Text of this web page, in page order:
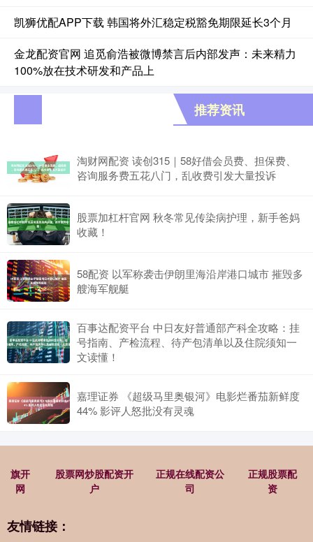
凯狮优配APP下载 韩国将外汇稳定税豁免期限延长3个月
金龙配资官网 追觅俞浩被微博禁言后内部发声：未来精力
100%放在技术研发和产品上
推荐资讯
淘财网配资 读创315｜58好借会员费、担保费、
咨询服务费五花八门，乱收费引发大量投诉
股票加杠杆官网 秋冬常见传染病护理，新手爸妈
收藏！
58配资 以军称袭击伊朗里海沿岸港口城市 摧毁多
艘海军舰艇
百事达配资平台 中日友好普通部产科全攻略：挂
号指南、产检流程、待产包清单以及住院须知一
文读懂！
嘉理证券 《超级马里奥银河》电影烂番茄新鲜度
44% 影评人怒批没有灵魂
旗开
网
股票网炒股配资开
户
正规在线配资公
司
正规股票配
资
友情链接：